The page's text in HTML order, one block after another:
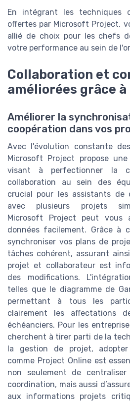
En intégrant les techniques
offertes par Microsoft Project,
allié de choix pour les chefs
votre performance au sein de
Collaboration et
améliorées grâce
Améliorer la
coopération dans vos
Avec l'évolution constante
Microsoft Project propose
visant à perfectionner la
collaboration au sein des
crucial pour les assistants de
avec plusieurs projets
Microsoft Project peut vous
données facilement. Grâce à
synchroniser vos plans de
tâches cohérent, assurant
projet et collaborateur est
des modifications.
telles que le diagramme de
permettant à tous les
clairement les affectations
échéanciers. Pour les
cherchent à tirer parti de la
la gestion de projet,
comme Project Online est
non seulement de
coordination, mais aussi
aux informations projets